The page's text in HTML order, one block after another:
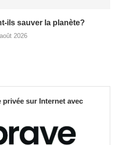
ils sauver la planète?
2026
privée sur Internet avec